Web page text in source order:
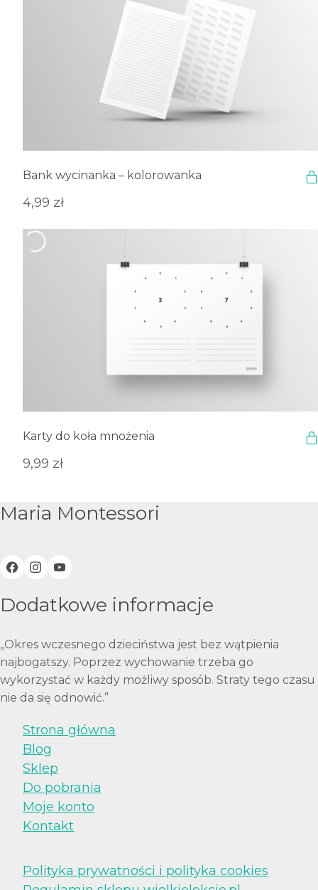
Bank wycinanka – kolorowanka
4,99 zł
Karty do koła mnożenia
9,99 zł
Maria Montessori
Dodatkowe informacje
„Okres wczesnego dzieciństwa jest bez wątpienia
najbogatszy. Poprzez wychowanie trzeba go
wykorzystać w każdy możliwy sposób. Straty tego czasu
nie da się odnowić.”
Strona główna
Blog
Sklep
Do pobrania
Moje konto
Kontakt
Polityka prywatności i polityka cookies